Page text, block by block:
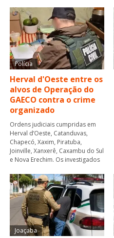
Polícia
Herval d'Oeste entre os
alvos de Operação do
GAECO contra o crime
organizado
Ordens judiciais cumpridas em
Herval d’Oeste, Catanduvas,
Chapecó, Xaxim, Piratuba,
Joinville, Xanxerê, Caxambu do Sul
e Nova Erechim. Os investigados
Joaçaba